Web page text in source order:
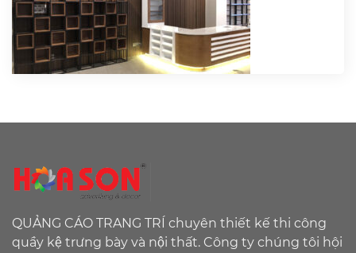
QUẢNG CÁO TRANG TRÍ chuyên thiết kế thi công
quầy kệ trưng bày và nội thất. Công ty chúng tôi hội